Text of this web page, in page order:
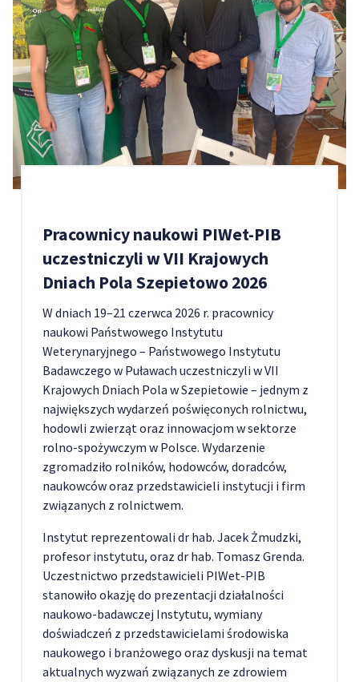
Pracownicy naukowi PIWet-PIB
uczestniczyli w VII Krajowych
Dniach Pola Szepietowo 2026
W dniach 19–21 czerwca 2026 r. pracownicy
naukowi Państwowego Instytutu
Weterynaryjnego – Państwowego Instytutu
Badawczego w Puławach uczestniczyli w VII
Krajowych Dniach Pola w Szepietowie – jednym z
największych wydarzeń poświęconych rolnictwu,
hodowli zwierząt oraz innowacjom w sektorze
rolno-spożywczym w Polsce. Wydarzenie
zgromadziło rolników, hodowców, doradców,
naukowców oraz przedstawicieli instytucji i firm
związanych z rolnictwem.
Instytut reprezentowali dr hab. Jacek Żmudzki,
profesor instytutu, oraz dr hab. Tomasz Grenda.
Uczestnictwo przedstawicieli PIWet-PIB
stanowiło okazję do prezentacji działalności
naukowo-badawczej Instytutu, wymiany
doświadczeń z przedstawicielami środowiska
naukowego i branżowego oraz dyskusji na temat
aktualnych wyzwań związanych ze zdrowiem